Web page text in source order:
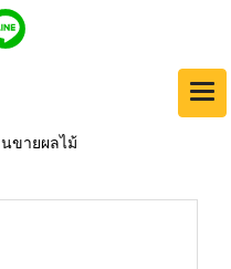
ขายผลไม้